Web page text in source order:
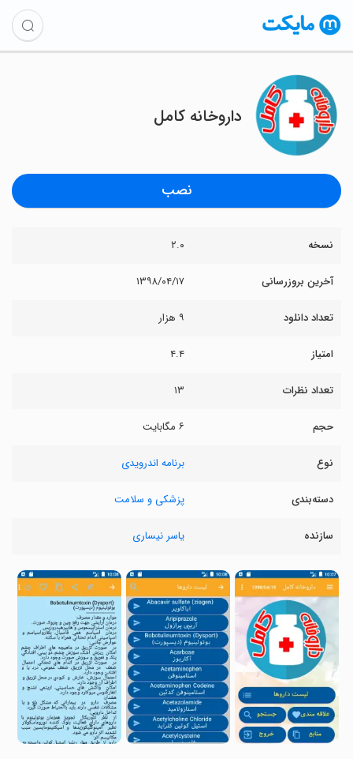
داروخانه کامل
نصب
نسخه ۲.۰
آخرین بروزرسانی ۱۳۹۸/۰۴/۱۷
تعداد دانلود ۹ هزار
امتیاز ۴.۴
تعداد نظرات ۱۳
حجم ۶ مگابایت
نوع برنامه اندرویدی
دسته‌بندی پزشکی و سلامت
سازنده یاسر نیساری